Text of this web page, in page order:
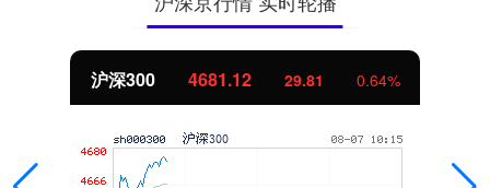
沪深300 4681.12 29.81 0.64%